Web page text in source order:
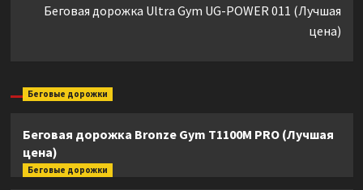
Беговая дорожка Ultra Gym UG-POWER 011 (Лучшая
цена)
Беговые дорожки
Беговая дорожка Bronze Gym T1100M PRO (Лучшая
цена)
Беговые дорожки